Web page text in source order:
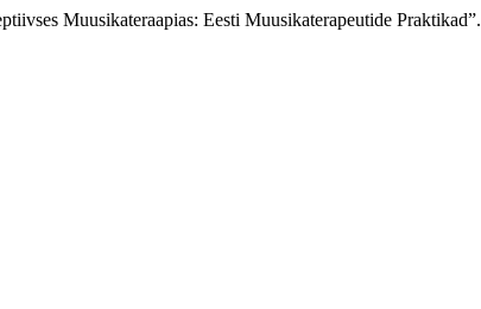
Muusikateraapias: Eesti Muusikaterapeutide Praktikad”.